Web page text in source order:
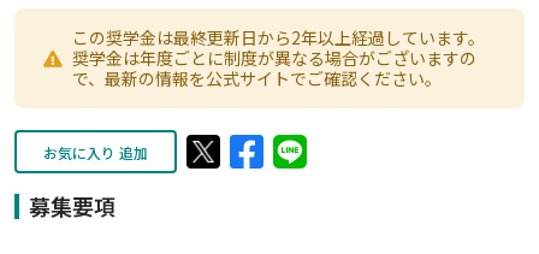
この奨学金は最終更新日から2年以上経過しています。
奨学金は年度ごとに制度が異なる場合がございますの
で、最新の情報を公式サイトでご確認ください。
お気に入り 追加
募集要項